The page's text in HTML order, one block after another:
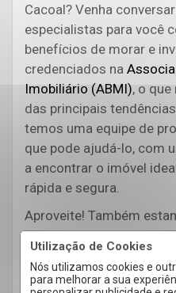
Utilização de Cookies
Nós utilizamos cookies e
para melhorar a sua
Cacoal? Venha
especialistas para você
benefícios de morar e
credenciados na
Imobiliário (ABMI), o
das principais
temos uma equipe de
que pode ajudá-lo, com
a encontrar o imóvel
rápida e segura.
Aproveite! Também
todas suas dúvidas pelo
sociais Facebook,
disponíveis para sanar